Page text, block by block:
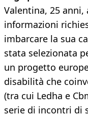
Valentina, 25
informazioni
imbarcare la sua
stata selezionata
un progetto
disabilità che
(tra cui Ledha e
serie di incontri di